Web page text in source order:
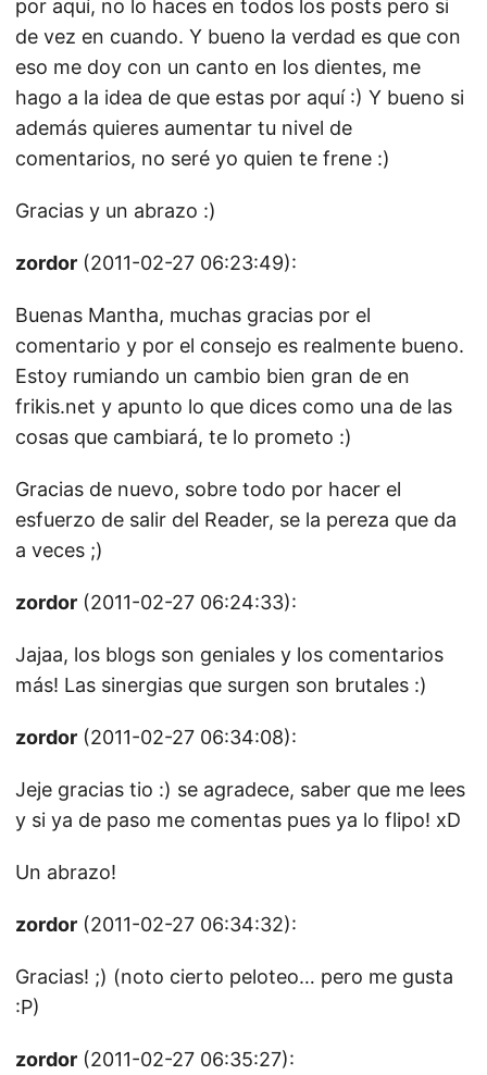
por aquí, no lo haces en todos los posts pero si
de vez en cuando. Y bueno la verdad es que con
eso me doy con un canto en los dientes, me
hago a la idea de que estas por aquí :) Y bueno si
además quieres aumentar tu nivel de
comentarios, no seré yo quien te frene :)
Gracias y un abrazo :)
zordor (2011-02-27 06:23:49):
Buenas Mantha, muchas gracias por el
comentario y por el consejo es realmente bueno.
Estoy rumiando un cambio bien gran de en
frikis.net y apunto lo que dices como una de las
cosas que cambiará, te lo prometo :)
Gracias de nuevo, sobre todo por hacer el
esfuerzo de salir del Reader, se la pereza que da
a veces ;)
zordor (2011-02-27 06:24:33):
Jajaa, los blogs son geniales y los comentarios
más! Las sinergias que surgen son brutales :)
zordor (2011-02-27 06:34:08):
Jeje gracias tio :) se agradece, saber que me lees
y si ya de paso me comentas pues ya lo flipo! xD
Un abrazo!
zordor (2011-02-27 06:34:32):
Gracias! ;) (noto cierto peloteo… pero me gusta
:P)
zordor (2011-02-27 06:35:27):